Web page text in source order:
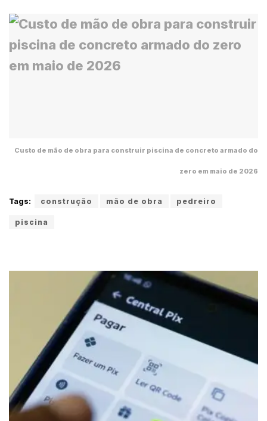
Custo de mão de obra para construir piscina de concreto armado do
zero em maio de 2026
Tags: construção mão de obra pedreiro
piscina